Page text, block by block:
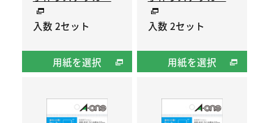
入数 2セット
用紙を選択
入数 2セット
用紙を選択